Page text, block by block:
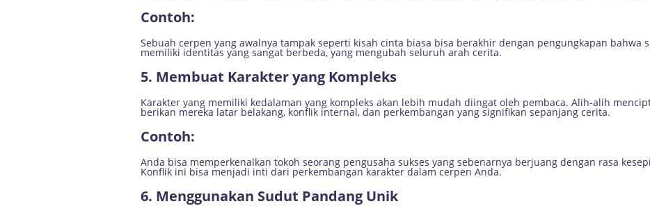
Contoh:
Sebuah cerpen yang awalnya tampak seperti kisah cinta biasa bisa berakhir dengan pengungkapan bahwa
memiliki identitas yang sangat berbeda, yang mengubah seluruh arah cerita.
5. Membuat Karakter yang Kompleks
Karakter yang memiliki kedalaman yang kompleks akan lebih mudah diingat oleh pembaca. Alih-alih
berikan mereka latar belakang, konflik internal, dan perkembangan yang signifikan sepanjang cerita.
Contoh:
Anda bisa memperkenalkan tokoh seorang pengusaha sukses yang sebenarnya berjuang dengan rasa
Konflik ini bisa menjadi inti dari perkembangan karakter dalam cerpen Anda.
6. Menggunakan Sudut Pandang Unik